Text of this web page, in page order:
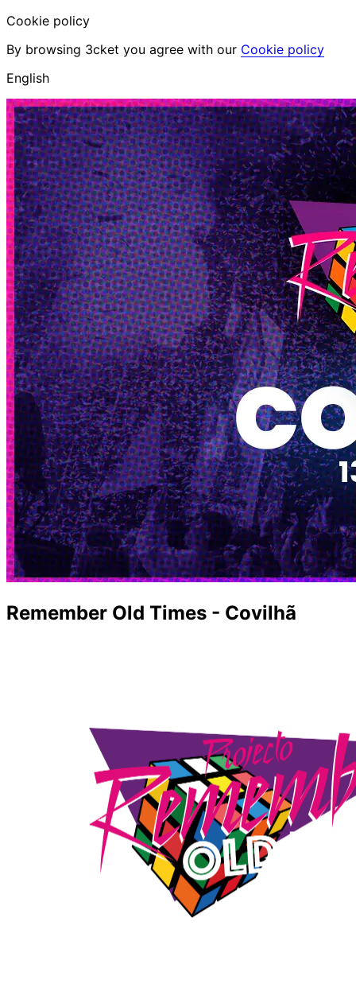
Cookie policy
By browsing 3cket you agree with our Cookie policy
English
Remember Old Times - Covilhã